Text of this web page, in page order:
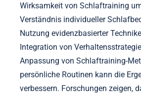
Wirksamkeit von Schlaftraining
Verständnis individueller
Nutzung evidenzbasierter
Integration von
Anpassung von Schlaftraining-
persönliche Routinen kann die
verbessern. Forschungen zeigen,